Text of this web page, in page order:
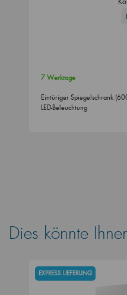
7 Werktage
Eintüriger Spiegelschrank
LED-Beleuchtung
Dies könnte
EXPRESS LIEFERUNG